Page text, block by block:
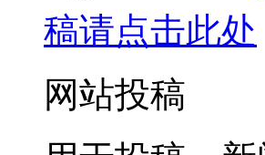
稿请点击此处
网站投稿